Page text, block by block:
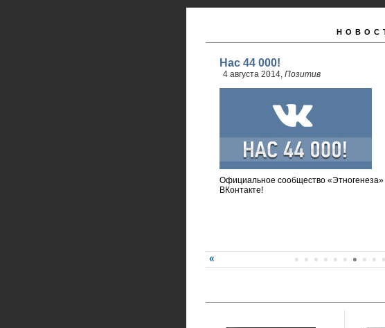
Нас 44 000!
4 августа 2014, Позитив
Официальное сообщество «Этногенеза»
ВКонтакте!